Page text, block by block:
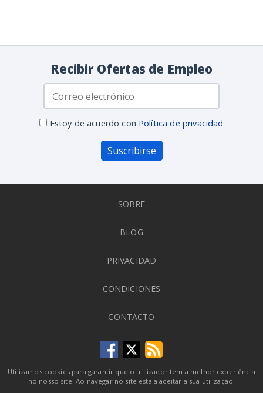
Recibir Ofertas de Empleo
Estoy de acuerdo con Política de privacidad
Suscribirse
SOBRE
BLOG
PRIVACIDAD
CONDICIONES
CONTACTO
Utilizamos cookies para garantir que o utilizador tem a melhor experiência
no nosso site. Ao navegar no site está a aceitar a sua utilização.